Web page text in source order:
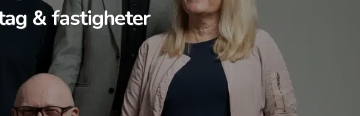
& fastigheter